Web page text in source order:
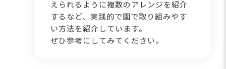
えられるように複数のアレンジを紹介
するなど、実践的で園で取り組みやす
い⽅法を紹介しています。
ぜひ参考にしてみてください。